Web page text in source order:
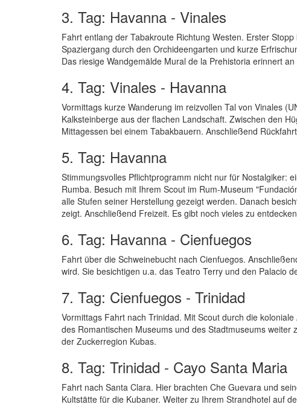
3. Tag: Havanna - Vinales
Fahrt entlang der Tabakroute Richtung Westen. Erster
Spaziergang durch den Orchideengarten und kurze
Das riesige Wandgemälde Mural de la Prehistoria erinnert
4. Tag: Vinales - Havanna
Vormittags kurze Wanderung im reizvollen Tal von Vinales
Kalksteinberge aus der flachen Landschaft. Zwischen den
Mittagessen bei einem Tabakbauern. Anschließend
5. Tag: Havanna
Stimmungsvolles Pflichtprogramm nicht nur für Nostalgiker:
Rumba. Besuch mit Ihrem Scout im Rum-Museum
alle Stufen seiner Herstellung gezeigt werden. Danach
zeigt. Anschließend Freizeit. Es gibt noch vieles zu
6. Tag: Havanna - Cienfuegos
Fahrt über die Schweinebucht nach Cienfuegos.
wird. Sie besichtigen u.a. das Teatro Terry und den Palacio
7. Tag: Cienfuegos - Trinidad
Vormittags Fahrt nach Trinidad. Mit Scout durch die
des Romantischen Museums und des Stadtmuseums
der Zuckerregion Kubas.
8. Tag: Trinidad - Cayo Santa Maria
Fahrt nach Santa Clara. Hier brachten Che Guevara und
Kultstätte für die Kubaner. Weiter zu Ihrem Strandhotel auf